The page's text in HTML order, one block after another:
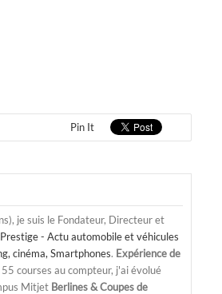
Pin It
je suis le Fondateur, Directeur et
- Actu automobile et véhicules
cinéma, Smartphones. Expérience de
courses au compteur, j'ai évolué
Mitjet Berlines & Coupes de